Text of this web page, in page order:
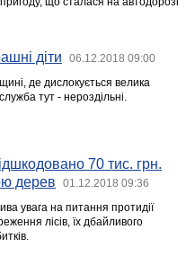
діти 06.12.2018 09:00
де дислокується велика
тут - нероздільні.
70 тис. грн.
дерев
01.12.2018 09:36
увага на питання протидії
лісів, їх дбайливого